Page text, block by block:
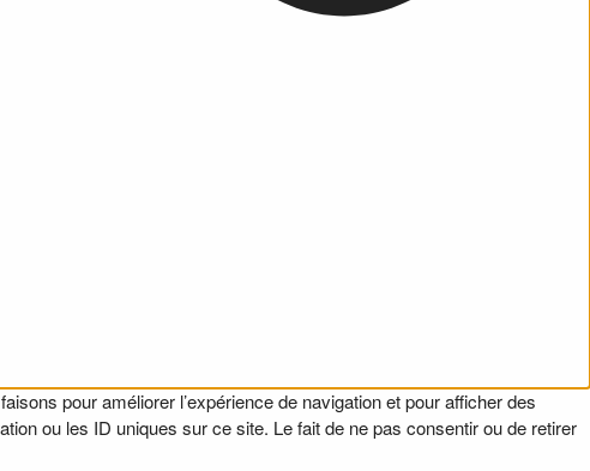
pour améliorer l’expérience de navigation et pour afficher des
ou les ID uniques sur ce site. Le fait de ne pas consentir ou de retirer